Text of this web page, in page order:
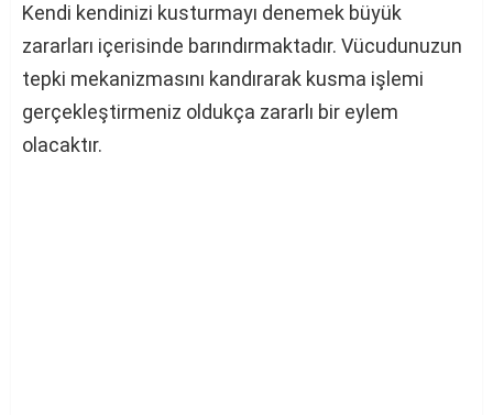
Kendi kendinizi kusturmayı denemek büyük
zararları içerisinde barındırmaktadır. Vücudunuzun
tepki mekanizmasını kandırarak kusma işlemi
gerçekleştirmeniz oldukça zararlı bir eylem
olacaktır.